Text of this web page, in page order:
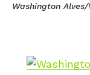
Washington Alves/